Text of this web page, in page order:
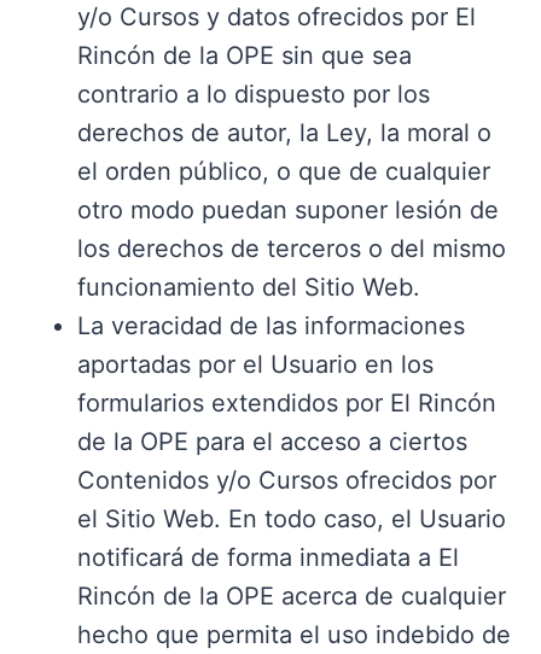
y/o Cursos y datos ofrecidos por El
Rincón de la OPE sin que sea
contrario a lo dispuesto por los
derechos de autor, la Ley, la moral o
el orden público, o que de cualquier
otro modo puedan suponer lesión de
los derechos de terceros o del mismo
funcionamiento del Sitio Web.
La veracidad de las informaciones
aportadas por el Usuario en los
formularios extendidos por El Rincón
de la OPE para el acceso a ciertos
Contenidos y/o Cursos ofrecidos por
el Sitio Web. En todo caso, el Usuario
notificará de forma inmediata a El
Rincón de la OPE acerca de cualquier
hecho que permita el uso indebido de